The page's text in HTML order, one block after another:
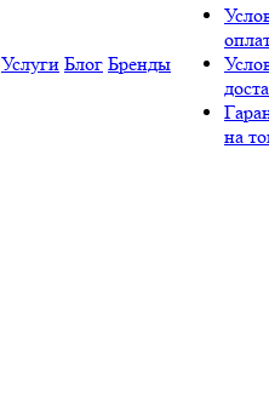
Услуги Блог Бренды
на